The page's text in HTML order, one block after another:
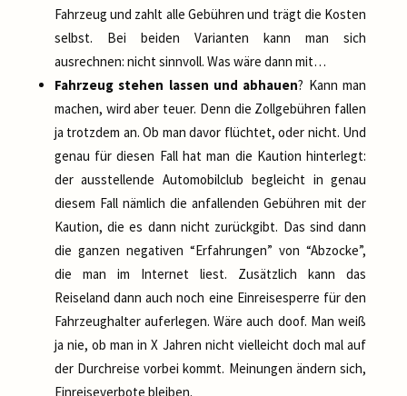
Fahrzeug und zahlt alle Gebühren und trägt die Kosten
selbst. Bei beiden Varianten kann man sich
ausrechnen: nicht sinnvoll. Was wäre dann mit…
Fahrzeug stehen lassen und abhauen? Kann man
machen, wird aber teuer. Denn die Zollgebühren fallen
ja trotzdem an. Ob man davor flüchtet, oder nicht. Und
genau für diesen Fall hat man die Kaution hinterlegt:
der ausstellende Automobilclub begleicht in genau
diesem Fall nämlich die anfallenden Gebühren mit der
Kaution, die es dann nicht zurückgibt. Das sind dann
die ganzen negativen “Erfahrungen” von “Abzocke”,
die man im Internet liest. Zusätzlich kann das
Reiseland dann auch noch eine Einreisesperre für den
Fahrzeughalter auferlegen. Wäre auch doof. Man weiß
ja nie, ob man in X Jahren nicht vielleicht doch mal auf
der Durchreise vorbei kommt. Meinungen ändern sich,
Einreiseverbote bleiben.